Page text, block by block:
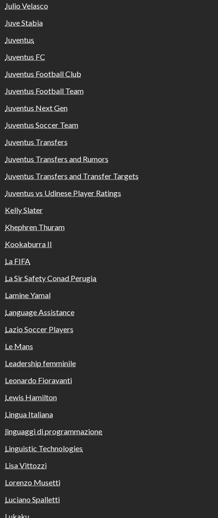
Julio Velasco
Juve Stabia
Juventus
Juventus FC
Juventus Football Club
Juventus Football Team
Juventus Next Gen
Juventus Soccer Team
Juventus Transfers
Juventus Transfers and Rumors
Juventus Transfers and Transfer Targets
Juventus vs Udinese Player Ratings
Kelly Slater
Khephren Thuram
Kookaburra II
La FIFA
La Sir Safety Conad Perugia
Lamine Yamal
Language Assistance
Lazio Soccer Players
Le Mans
Leadership femminile
Leonardo Fioravanti
Lewis Hamilton
Lingua Italiana
linguaggi di programmazione
Linguistic Technologies
Lisa Vittozzi
Lorenzo Musetti
Luciano Spalletti